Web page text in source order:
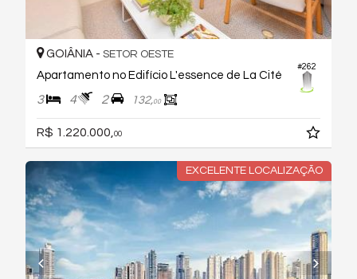
#262
GOIÂNIA - SETOR OESTE
Apartamento no Edifício L'essence de La Cité
3 4 2 132,00
R$ 1.220.000,00
EXCELENTE LOCALIZAÇÃO